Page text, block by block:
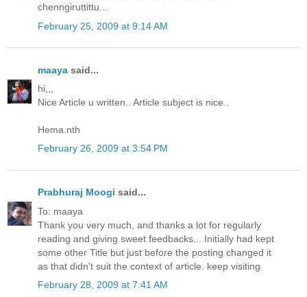
chenngiruttittu...
February 25, 2009 at 9:14 AM
maaya said...
hi,,,
Nice Article u written.. Article subject is nice..
Hema.nth
February 26, 2009 at 3:54 PM
Prabhuraj Moogi said...
To: maaya
Thank you very much, and thanks a lot for regularly
reading and giving sweet feedbacks... Initially had kept
some other Title but just before the posting changed it
as that didn't suit the context of article. keep visiting
February 28, 2009 at 7:41 AM